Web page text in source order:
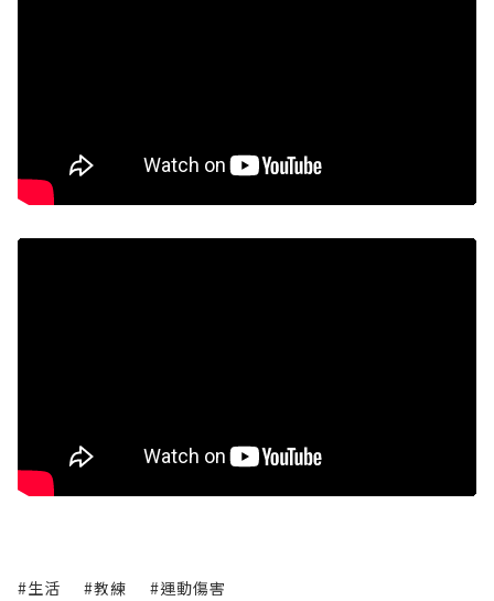
#生活 #教練 #運動傷害